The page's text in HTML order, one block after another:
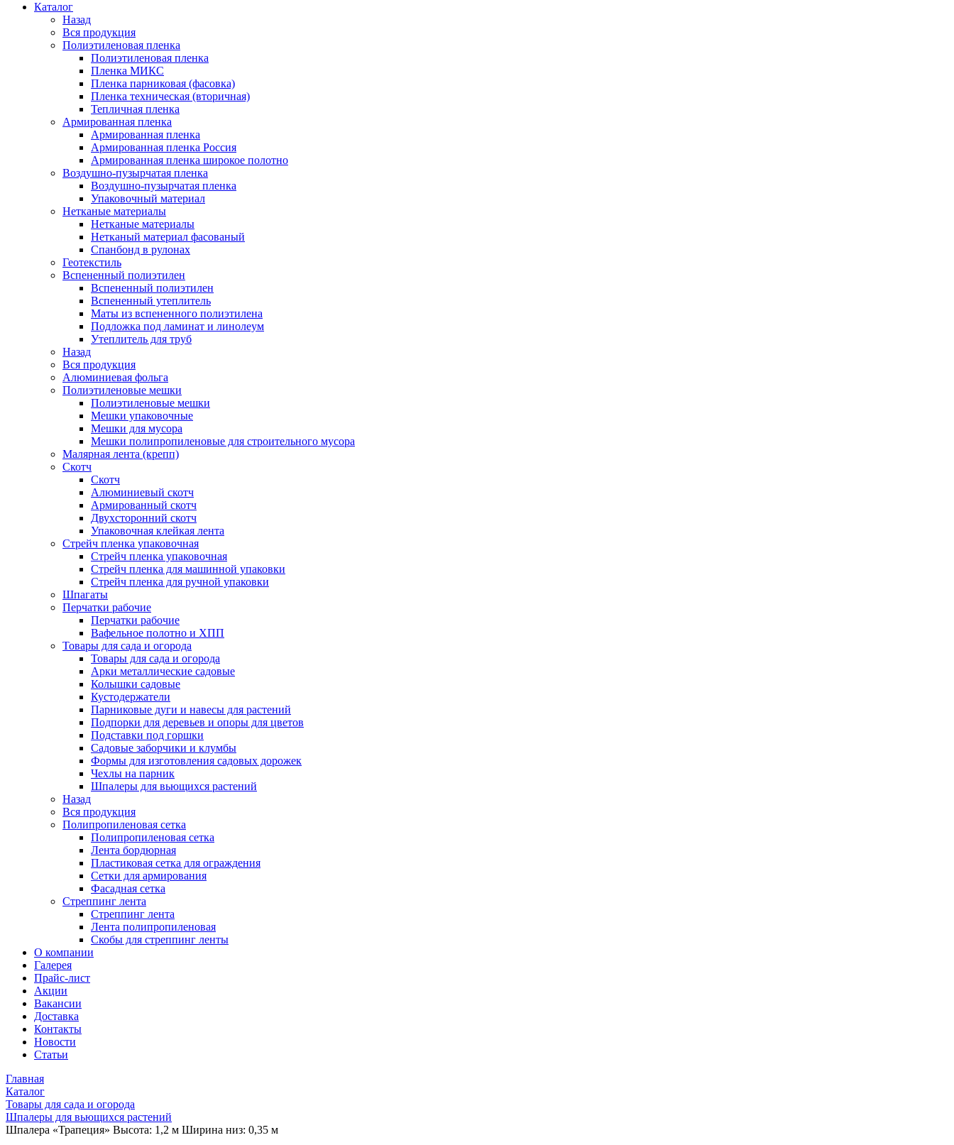
Каталог
Назад
Вся продукция
Полиэтиленовая пленка
Полиэтиленовая пленка
Пленка МИКС
Пленка парниковая (фасовка)
Пленка техническая (вторичная)
Тепличная пленка
Армированная пленка
Армированная пленка
Армированная пленка Россия
Армированная пленка широкое полотно
Воздушно-пузырчатая пленка
Воздушно-пузырчатая пленка
Упаковочный материал
Нетканые материалы
Нетканые материалы
Нетканый материал фасованый
Спанбонд в рулонах
Геотекстиль
Вспененный полиэтилен
Вспененный полиэтилен
Вспененный утеплитель
Маты из вспененного полиэтилена
Подложка под ламинат и линолеум
Утеплитель для труб
Назад
Вся продукция
Алюминиевая фольга
Полиэтиленовые мешки
Полиэтиленовые мешки
Мешки упаковочные
Мешки для мусора
Мешки полипропиленовые для строительного мусора
Малярная лента (крепп)
Скотч
Скотч
Алюминиевый скотч
Армированный скотч
Двухсторонний скотч
Упаковочная клейкая лента
Стрейч пленка упаковочная
Стрейч пленка упаковочная
Стрейч пленка для машинной упаковки
Стрейч пленка для ручной упаковки
Шпагаты
Перчатки рабочие
Перчатки рабочие
Вафельное полотно и ХПП
Товары для сада и огорода
Товары для сада и огорода
Арки металлические садовые
Колышки садовые
Кустодержатели
Парниковые дуги и навесы для растений
Подпорки для деревьев и опоры для цветов
Подставки под горшки
Садовые заборчики и клумбы
Формы для изготовления садовых дорожек
Чехлы на парник
Шпалеры для вьющихся растений
Назад
Вся продукция
Полипропиленовая сетка
Полипропиленовая сетка
Лента бордюрная
Пластиковая сетка для ограждения
Сетки для армирования
Фасадная сетка
Стреппинг лента
Стреппинг лента
Лента полипропиленовая
Скобы для стреппинг ленты
О компании
Галерея
Прайс-лист
Акции
Вакансии
Доставка
Контакты
Новости
Статьи
Главная
Каталог
Товары для сада и огорода
Шпалеры для вьющихся растений
Шпалера «Трапеция» Высота: 1,2 м Ширина низ: 0,35 м